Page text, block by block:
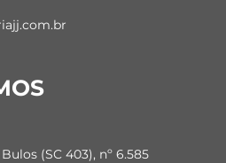
(SC 403), nº 6.585